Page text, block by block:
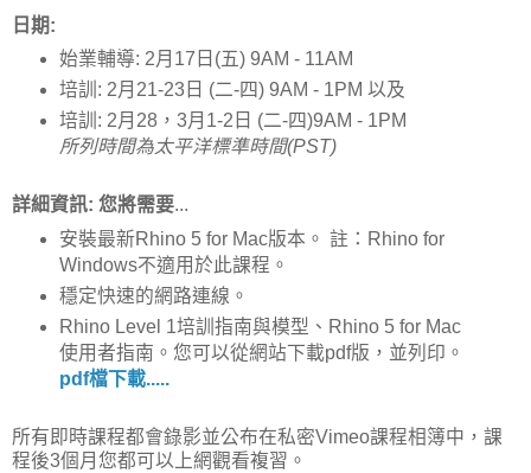
日期:
始業輔導: 2月17日(五) 9AM - 11AM
培訓: 2月21-23日 (二-四) 9AM - 1PM 以及
培訓: 2月28，3月1-2日 (二-四)9AM - 1PM
所列時間為太平洋標準時間(PST)
詳細資訊: 您將需要...
安裝最新Rhino 5 for Mac版本。 註：Rhino for
Windows不適用於此課程。
穩定快速的網路連線。
Rhino Level 1培訓指南與模型、Rhino 5 for Mac
使用者指南。您可以從網站下載pdf版，並列印。
pdf檔下載.....
所有即時課程都會錄影並公布在私密Vimeo課程相簿中，課
程後3個月您都可以上網觀看複習。